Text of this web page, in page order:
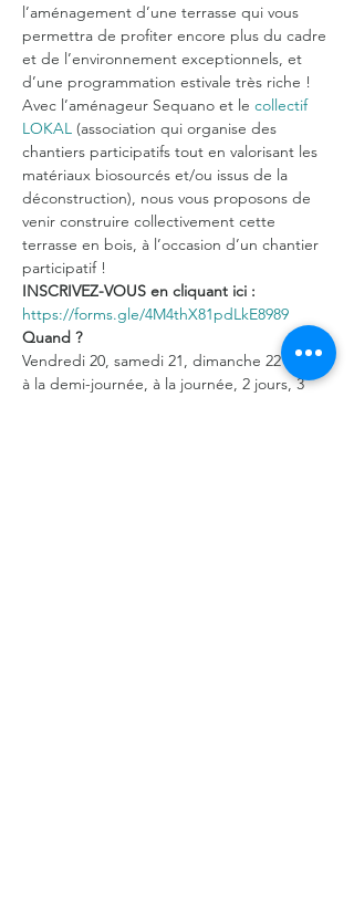
l’aménagement d’une terrasse qui vous
permettra de profiter encore plus du cadre
et de l’environnement exceptionnels, et
d’une programmation estivale très riche !
Avec l’aménageur Sequano et le collectif
LOKAL (association qui organise des
chantiers participatifs tout en valorisant les
matériaux biosourcés et/ou issus de la
déconstruction), nous vous proposons de
venir construire collectivement cette
terrasse en bois, à l’occasion d’un chantier
participatif !
INSCRIVEZ-VOUS en cliquant ici :
https://forms.gle/4M4thX81pdLkE8989
Quand ?
Vendredi 20, samedi 21, dimanche 22 mai :
à la demi-journée, à la journée, 2 jours, 3